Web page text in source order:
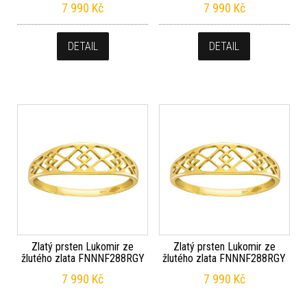
7 990 Kč
DETAIL
7 990 Kč
DETAIL
Zlatý prsten Lukomir ze
žlutého zlata FNNNF288RGY
7 990 Kč
Zlatý prsten Lukomir ze
žlutého zlata FNNNF288RGY
7 990 Kč